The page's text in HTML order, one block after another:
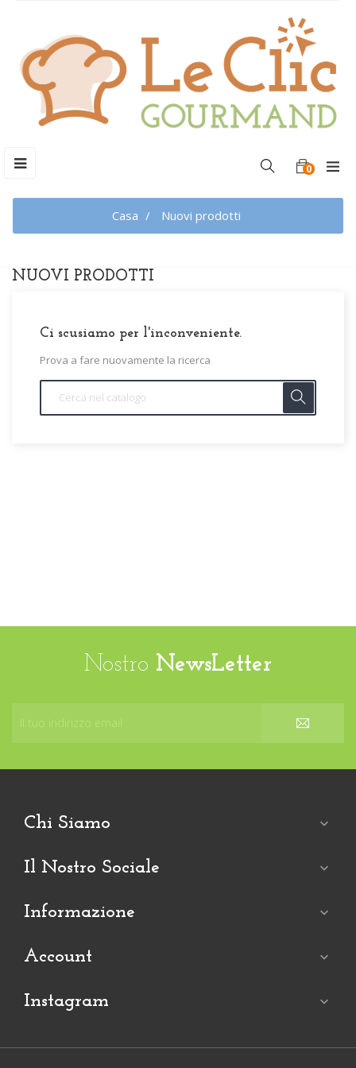
navigazione
☰ 0
Casa Nuovi prodotti
NUOVI PRODOTTI
Ci scusiamo per l'inconveniente.
Prova a fare nuovamente la ricerca
Nostro NewsLetter
Chi Siamo 
Il Nostro Sociale 
Informazione 
Account 
Instagram 